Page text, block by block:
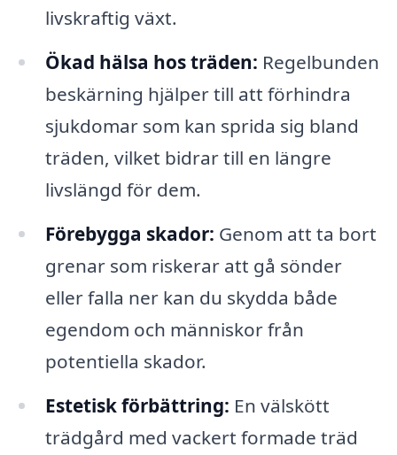
livskraftig växt.
Ökad hälsa hos träden: Regelbunden
beskärning hjälper till att förhindra
sjukdomar som kan sprida sig bland
träden, vilket bidrar till en längre
livslängd för dem.
Förebygga skador: Genom att ta bort
grenar som riskerar att gå sönder
eller falla ner kan du skydda både
egendom och människor från
potentiella skador.
Estetisk förbättring: En välskött
trädgård med vackert formade träd